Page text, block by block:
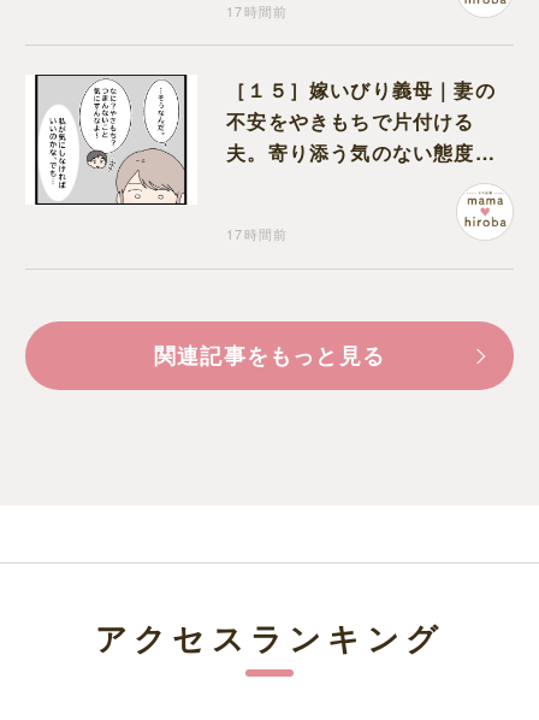
17時間前
［１５］嫁いびり義母｜妻の
不安をやきもちで片付ける
夫。寄り添う気のない態度に
17時間前
関連記事をもっと見る
アクセスランキング